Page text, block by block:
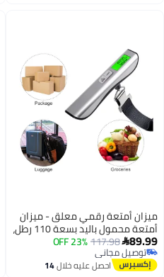
ميزان أمتعة رقمي معلق - ميزان
أمتعة محمول باليد بسعة 110 رطل،
شاشة LCD بإضاءة خلفية خضراء،
وظيفة قفل البيانات التلقائي لحقائب
السفر واحتياجات الوزن.
89.99
117.98
23% OFF
توصيل مجاني
توصيل مجانياحصل عليه خلال14